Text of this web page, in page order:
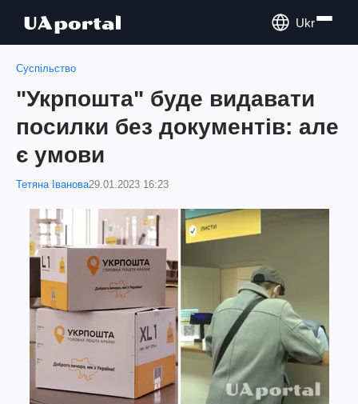
Ukr
Суспільство
"Укрпошта" буде видавати
посилки без документів: але
є умови
Тетяна Іванова29.01.2023 16:23